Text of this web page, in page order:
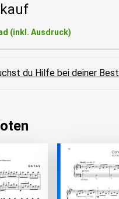
(inkl. Ausdruck)
du Hilfe bei deiner